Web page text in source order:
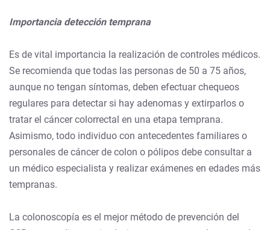
Importancia detección temprana
Es de vital importancia la realización de controles médicos.
Se recomienda que todas las personas de 50 a 75 años,
aunque no tengan síntomas, deben efectuar chequeos
regulares para detectar si hay adenomas y extirparlos o
tratar el cáncer colorrectal en una etapa temprana.
Asimismo, todo individuo con antecedentes familiares o
personales de cáncer de colon o pólipos debe consultar a
un médico especialista y realizar exámenes en edades más
tempranas.
La colonoscopía es el mejor método de prevención del